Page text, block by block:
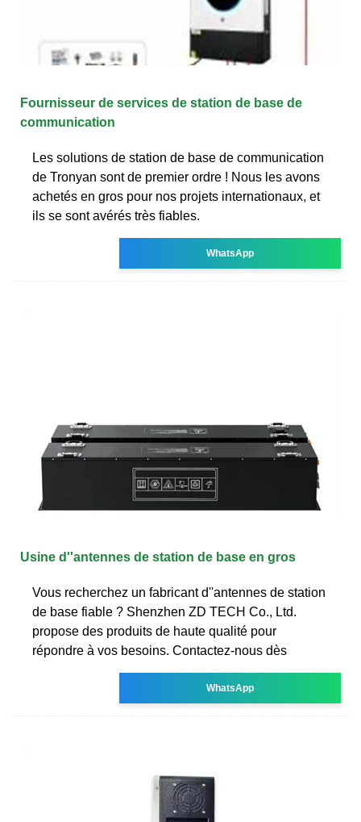
Fournisseur de services de station de base de
communication
Les solutions de station de base de communication
de Tronyan sont de premier ordre ! Nous les avons
achetés en gros pour nos projets internationaux, et
ils se sont avérés très fiables.
WhatsApp
Usine d''antennes de station de base en gros
Vous recherchez un fabricant d''antennes de station
de base fiable ? Shenzhen ZD TECH Co., Ltd.
propose des produits de haute qualité pour
répondre à vos besoins. Contactez-nous dès
WhatsApp